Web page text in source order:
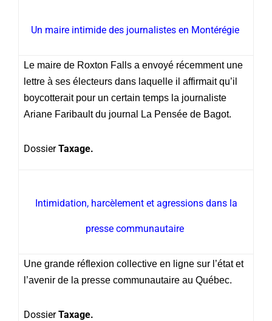
Un maire intimide des journalistes en Montérégie
Le maire de Roxton Falls a envoyé récemment une
lettre à ses électeurs dans laquelle il affirmait qu’il
boycotterait pour un certain temps la journaliste
Ariane Faribault du journal La Pensée de Bagot.
DossierTaxage.
Intimidation, harcèlement et agressions dans la
presse communautaire
Une grande réflexion collective en ligne sur l’état et
l’avenir de la presse communautaire au Québec.
DossierTaxage.